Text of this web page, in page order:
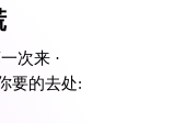
次来 ·
要的去处: